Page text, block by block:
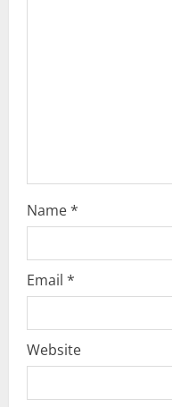
Name*
Email *
Website